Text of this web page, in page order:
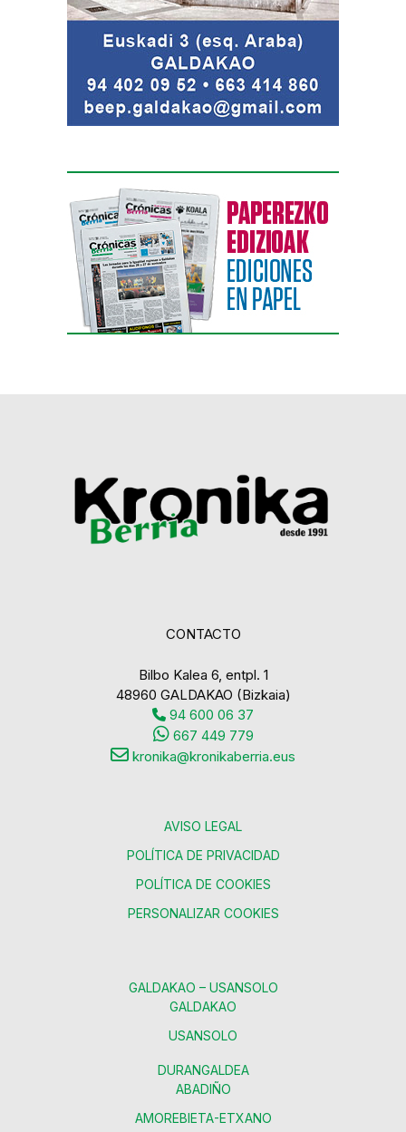
CONTACTO
Bilbo Kalea 6, entpl. 1
48960 GALDAKAO (Bizkaia)
94 600 06 37
667 449 779
kronika@kronikaberria.eus
AVISO LEGAL
POLÍTICA DE PRIVACIDAD
POLÍTICA DE COOKIES
PERSONALIZAR COOKIES
GALDAKAO – USANSOLO
GALDAKAO
USANSOLO
DURANGALDEA
ABADIÑO
AMOREBIETA-ETXANO